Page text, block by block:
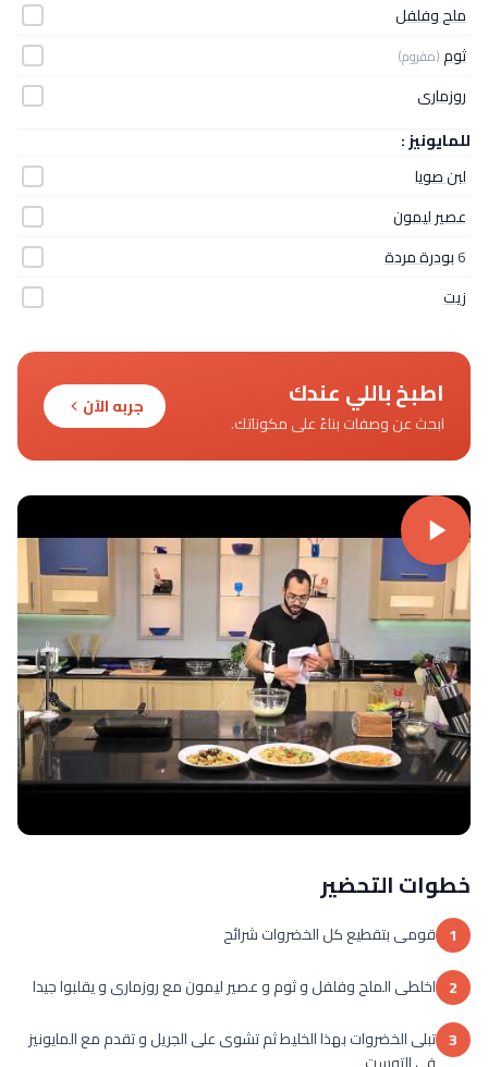
ملح وفلفل
ثوم(مفروم)
روزمارى
للمايونيز :
لبن صويا
عصير ليمون
6بودرة مردة
زيت
اطبخ باللي عندك
ابحث عن وصفات بناءً على مكوناتك.
جربه الآن
خطوات التحضير
1 قومى بتقطيع كل الخضروات شرائح
2 اخلطى الملح وفلفل و ثوم و عصير ليمون مع روزمارى و يقلبوا جيدا
3 تبلى الخضروات بهذا الخليط ثم تشوى على الجريل و تقدم مع المايونيز